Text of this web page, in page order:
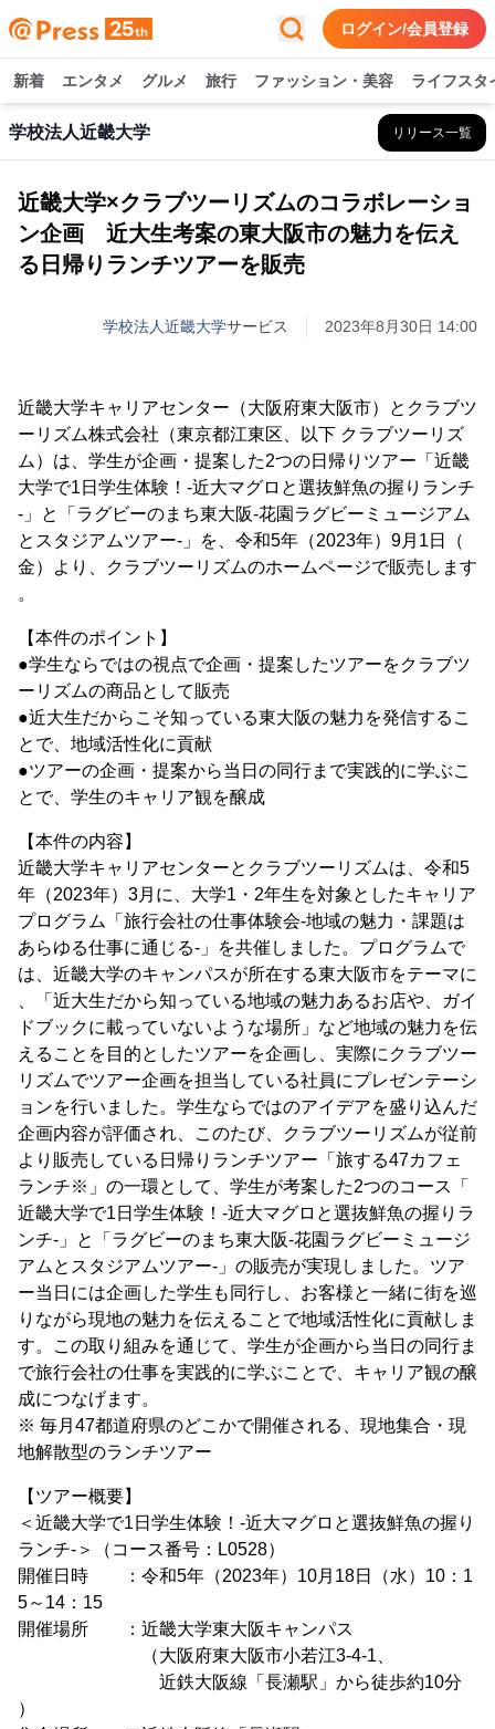
ログイン/会員登録
新着 エンタメ グルメ 旅行 ファッション・美容 ライフスタ
学校法人近畿大学 リリース一覧
近畿大学×クラブツーリズムのコラボレーショ
ン企画 近大生考案の東大阪市の魅力を伝え
る日帰りランチツアーを販売
学校法人近畿大学サービス 2023年8月30日 14:00
近畿大学キャリアセンター（大阪府東大阪市）とクラブツ
ーリズム株式会社（東京都江東区、以下 クラブツーリズ
ム）は、学生が企画・提案した2つの日帰りツアー「近畿
大学で1日学生体験！-近大マグロと選抜鮮魚の握りランチ
-」と「ラグビーのまち東大阪-花園ラグビーミュージアム
とスタジアムツアー-」を、令和5年（2023年）9月1日（
金）より、クラブツーリズムのホームページで販売します
。
【本件のポイント】
●学生ならではの視点で企画・提案したツアーをクラブツ
ーリズムの商品として販売
●近大生だからこそ知っている東大阪の魅力を発信するこ
とで、地域活性化に貢献
●ツアーの企画・提案から当日の同行まで実践的に学ぶこ
とで、学生のキャリア観を醸成
【本件の内容】
近畿大学キャリアセンターとクラブツーリズムは、令和5
年（2023年）3月に、大学1・2年生を対象としたキャリア
プログラム「旅行会社の仕事体験会-地域の魅力・課題は
あらゆる仕事に通じる-」を共催しました。プログラムで
は、近畿大学のキャンパスが所在する東大阪市をテーマに
、「近大生だから知っている地域の魅力あるお店や、ガイ
ドブックに載っていないような場所」など地域の魅力を伝
えることを目的としたツアーを企画し、実際にクラブツー
リズムでツアー企画を担当している社員にプレゼンテーシ
ョンを行いました。学生ならではのアイデアを盛り込んだ
企画内容が評価され、このたび、クラブツーリズムが従前
より販売している日帰りランチツアー「旅する47カフェ
ランチ※」の一環として、学生が考案した2つのコース「
近畿大学で1日学生体験！-近大マグロと選抜鮮魚の握りラ
ンチ-」と「ラグビーのまち東大阪-花園ラグビーミュージ
アムとスタジアムツアー-」の販売が実現しました。ツア
ー当日には企画した学生も同行し、お客様と一緒に街を巡
りながら現地の魅力を伝えることで地域活性化に貢献しま
す。この取り組みを通じて、学生が企画から当日の同行ま
で旅行会社の仕事を実践的に学ぶことで、キャリア観の醸
成につなげます。
※ 毎月47都道府県のどこかで開催される、現地集合・現
地解散型のランチツアー
【ツアー概要】
＜近畿大学で1日学生体験！-近大マグロと選抜鮮魚の握り
ランチ-＞（コース番号：L0528）
開催日時 ：令和5年（2023年）10月18日（水）10：1
5～14：15
開催場所 ：近畿大学東大阪キャンパス
（大阪府東大阪市小若江3-4-1、
近鉄大阪線「長瀬駅」から徒歩約10分
）